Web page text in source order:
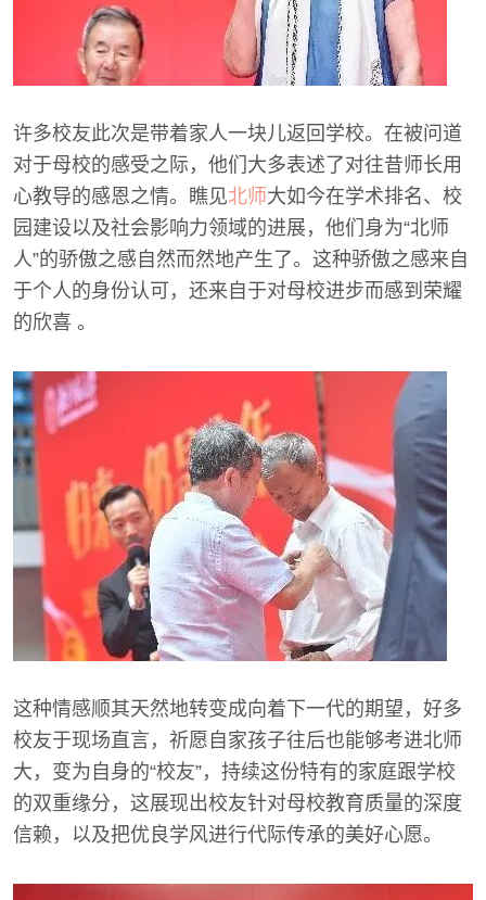
许多校友此次是带着家人一块儿返回学校。在被问道
对于母校的感受之际，他们大多表述了对往昔师长用
心教导的感恩之情。瞧见北师大如今在学术排名、校
园建设以及社会影响力领域的进展，他们身为“北师
人”的骄傲之感自然而然地产生了。这种骄傲之感来自
于个人的身份认可，还来自于对母校进步而感到荣耀
的欣喜 。
这种情感顺其天然地转变成向着下一代的期望，好多
校友于现场直言，祈愿自家孩子往后也能够考进北师
大，变为自身的“校友”，持续这份特有的家庭跟学校
的双重缘分，这展现出校友针对母校教育质量的深度
信赖，以及把优良学风进行代际传承的美好心愿。